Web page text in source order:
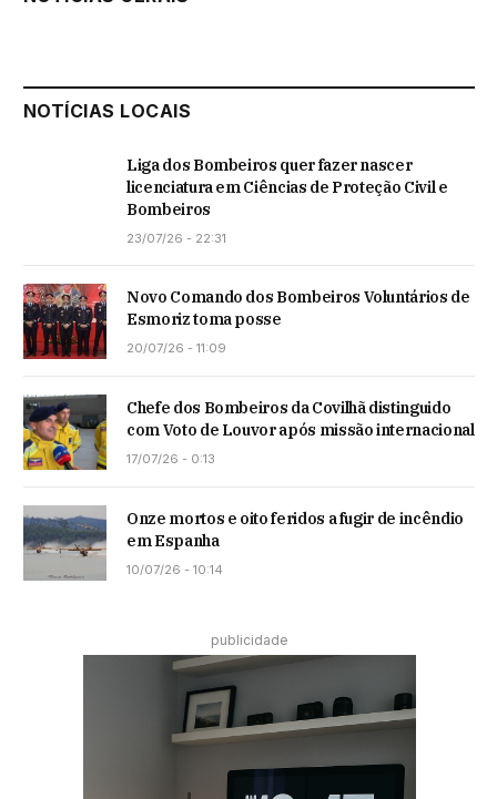
NOTÍCIAS LOCAIS
Liga dos Bombeiros quer fazer nascer
licenciatura em Ciências de Proteção Civil e
Bombeiros
23/07/26 - 22:31
Novo Comando dos Bombeiros Voluntários de
Esmoriz toma posse
20/07/26 - 11:09
Chefe dos Bombeiros da Covilhã distinguido
com Voto de Louvor após missão internacional
17/07/26 - 0:13
Onze mortos e oito feridos a fugir de incêndio
em Espanha
10/07/26 - 10:14
publicidade